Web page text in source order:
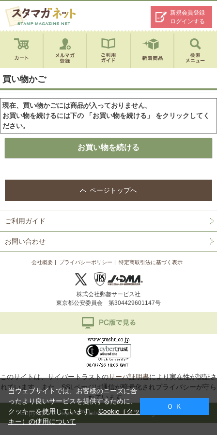
新規会員登録
ログインする
買い物かご
現在、買い物かごには商品が入っておりません。
お買い物を続けるには下の 「お買い物を続ける」 をクリックしてく
ださい。
ページトップへ
ご利用ガイド
お問い合わせ
会社概要 プライバシーポリシー 特定商取引法に基づく表示
株式会社郵趣サービス社
東京都公安委員会 第304429601147号
このサイトは、サイバートラストのサーバ証明書により実在性が認証さ
れています。また、SSLページは通信が暗号化されプライバシーが守ら
れています。
Copyright © Japan Philatelic Co., Ltd. All Rights Reserved.
当ウェブサイトでは、お客様のニーズに合
ったより良いサービスを提供するために、
クッキーを使用しています。Cookie（クッ
キー）の使用について
Ｏ Ｋ